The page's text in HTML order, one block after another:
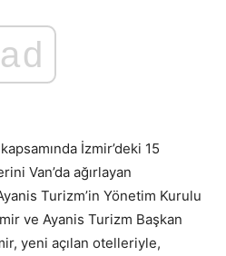
ad
İzmir’deki 15
Van’da ağırlayan
Turizm’in Yönetim Kurulu
ve Ayanis Turizm Başkan
yeni açılan otelleriyle,